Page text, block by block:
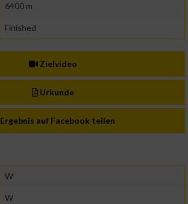
6400 m
Finished
Zielvideo
Urkunde
Ergebnis auf Facebook teilen
W
W